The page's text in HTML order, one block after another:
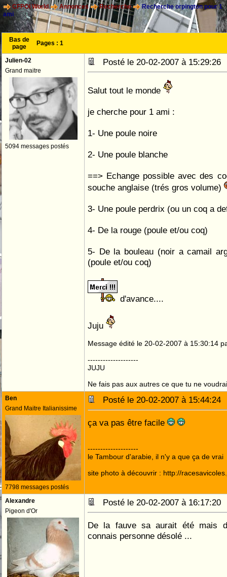
CFPOI World Annonces Recherche
Recherche orpington pour 1
ami
Bas de
page
Pages : 1
Julien-02
Grand maitre
5094 messages postés
Posté le 20-02-2007 à
Salut tout le monde
je cherche pour 1 ami :
1- Une poule noire
2- Une poule blanche
==> Echange possible avec des
souche anglaise (trés gros volume)
3- Une poule perdrix (ou un coq a
4- De la rouge (poule et/ou coq)
5- De la bouleau (noir a camail
(poule et/ou coq)
d'avance....
Juju
Message édité le 20-02-2007 à 15:30:14
--------------------
JUJU
Ne fais pas aux autres ce que tu ne
Ben
Grand Maitre Italianissime
7798 messages postés
Posté le 20-02-2007 à
ça va pas être facile
--------------------
le Tambour d'arabie, il n'y a que ça de vrai
site photo à découvrir : http://
Alexandre
Pigeon d'Or
Posté le 20-02-2007 à
De la fauve sa aurait été mais
connais personne désolé ...